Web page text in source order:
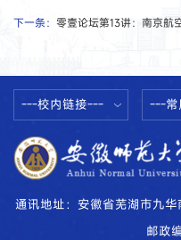
下一条： 零壹论坛第13讲：南京航
---校内链接--- ---常
通讯地址：安徽省芜湖市九华
邮政